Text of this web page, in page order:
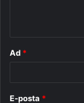
Ad *
E-posta *